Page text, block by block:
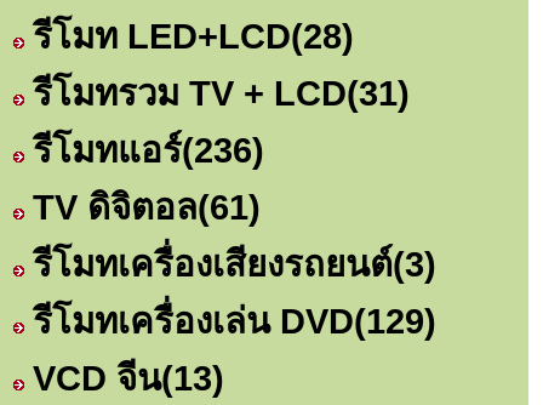
รีโมท LED+LCD(28)
รีโมทรวม TV + LCD(31)
รีโมทแอร์(236)
TV ดิจิตอล(61)
รีโมทเครื่องเสียงรถยนต์(3)
รีโมทเครื่องเล่น DVD(129)
VCD จีน(13)